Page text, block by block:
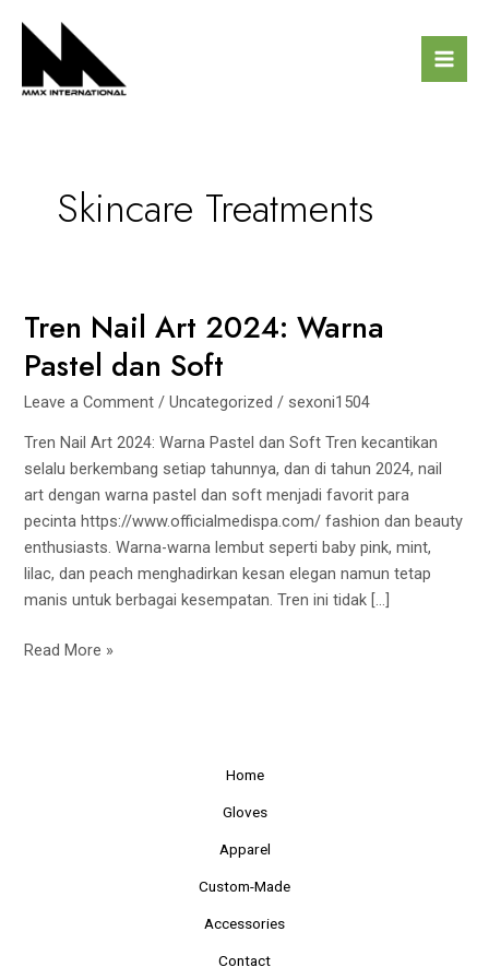
Skincare Treatments
Tren Nail Art 2024: Warna
Pastel dan Soft
Leave a Comment /Uncategorized / sexoni1504
Tren Nail Art 2024: Warna Pastel dan Soft Tren kecantikan
selalu berkembang setiap tahunnya, dan di tahun 2024, nail
art dengan warna pastel dan soft menjadi favorit para
pecinta https://www.officialmedispa.com/ fashion dan beauty
enthusiasts. Warna-warna lembut seperti baby pink, mint,
lilac, dan peach menghadirkan kesan elegan namun tetap
manis untuk berbagai kesempatan. Tren ini tidak […]
Tren
Art
2024:
Pastel
dan
Soft
Read More »
Home
Gloves
Apparel
Custom-Made
Accessories
Contact